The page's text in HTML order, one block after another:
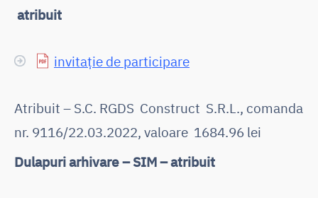
atribuit
invitație de participare
Atribuit – S.C. RGDS Construct S.R.L., comanda
nr. 9116/22.03.2022, valoare 1684.96 lei
Dulapuri arhivare – SIM – atribuit